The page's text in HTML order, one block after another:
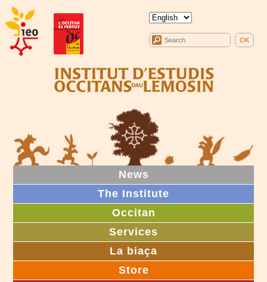
News
The Institute
Occitan
Services
La biaça
Store